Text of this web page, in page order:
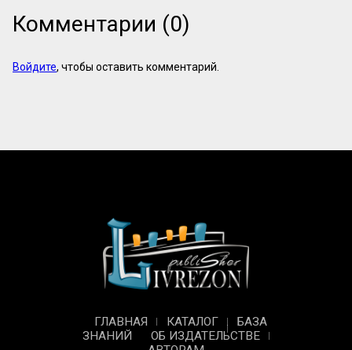
Комментарии (0)
Войдите, чтобы оставить комментарий.
ГЛАВНАЯ КАТАЛОГ
БАЗА
ЗНАНИЙ
ОБ ИЗДАТЕЛЬСТВЕ